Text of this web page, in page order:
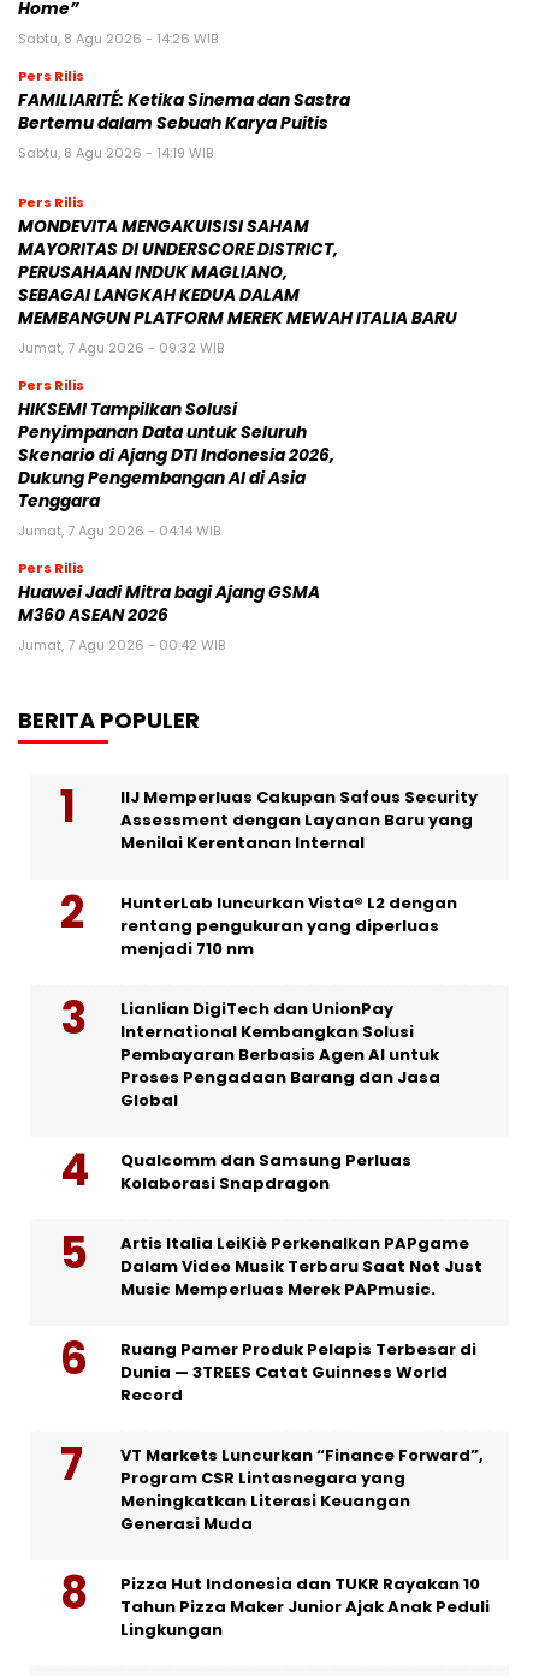
Home”
Sabtu, 8 Agu 2026 - 14:26 WIB
Pers Rilis
FAMILIARITÉ: Ketika Sinema dan Sastra
Bertemu dalam Sebuah Karya Puitis
Sabtu, 8 Agu 2026 - 14:19 WIB
Pers Rilis
MONDEVITA MENGAKUISISI SAHAM
MAYORITAS DI UNDERSCORE DISTRICT,
PERUSAHAAN INDUK MAGLIANO,
SEBAGAI LANGKAH KEDUA DALAM
MEMBANGUN PLATFORM MEREK MEWAH ITALIA BARU
Jumat, 7 Agu 2026 - 09:32 WIB
Pers Rilis
HIKSEMI Tampilkan Solusi
Penyimpanan Data untuk Seluruh
Skenario di Ajang DTI Indonesia 2026,
Dukung Pengembangan AI di Asia
Tenggara
Jumat, 7 Agu 2026 - 04:14 WIB
Pers Rilis
Huawei Jadi Mitra bagi Ajang GSMA
M360 ASEAN 2026
Jumat, 7 Agu 2026 - 00:42 WIB
BERITA POPULER
IIJ Memperluas Cakupan Safous Security
Assessment dengan Layanan Baru yang
Menilai Kerentanan Internal
HunterLab luncurkan Vista® L2 dengan
rentang pengukuran yang diperluas
menjadi 710 nm
Lianlian DigiTech dan UnionPay
International Kembangkan Solusi
Pembayaran Berbasis Agen AI untuk
Proses Pengadaan Barang dan Jasa
Global
Qualcomm dan Samsung Perluas
Kolaborasi Snapdragon
Artis Italia LeiKiè Perkenalkan PAPgame
Dalam Video Musik Terbaru Saat Not Just
Music Memperluas Merek PAPmusic.
Ruang Pamer Produk Pelapis Terbesar di
Dunia — 3TREES Catat Guinness World
Record
VT Markets Luncurkan “Finance Forward”,
Program CSR Lintasnegara yang
Meningkatkan Literasi Keuangan
Generasi Muda
Pizza Hut Indonesia dan TUKR Rayakan 10
Tahun Pizza Maker Junior Ajak Anak Peduli
Lingkungan